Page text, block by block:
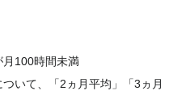
月100時間未満
いて、「2ヵ月平均」「3ヵ月